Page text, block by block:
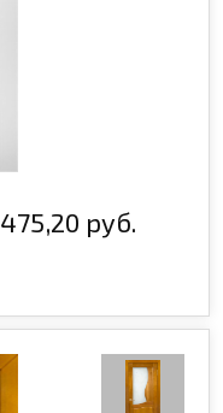
475,20 руб.